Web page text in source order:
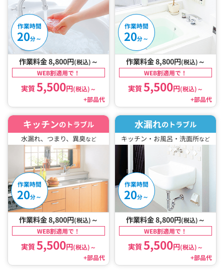
作業時間
20分～
作業料金 8,800円(税込) ～
WEB割適用で！
実質5,500円(税込)～
+部品代
作業時間
20分～
作業料金 8,800円(税込) ～
WEB割適用で！
実質5,500円(税込)～
+部品代
キッチンのトラブル
水漏れ、つまり、異臭など
作業時間
20分～
作業料金 8,800円(税込) ～
WEB割適用で！
実質5,500円(税込)～
+部品代
水漏れのトラブル
キッチン・お風呂・洗面所など
作業時間
20分～
作業料金 8,800円(税込) ～
WEB割適用で！
実質5,500円(税込)～
+部品代